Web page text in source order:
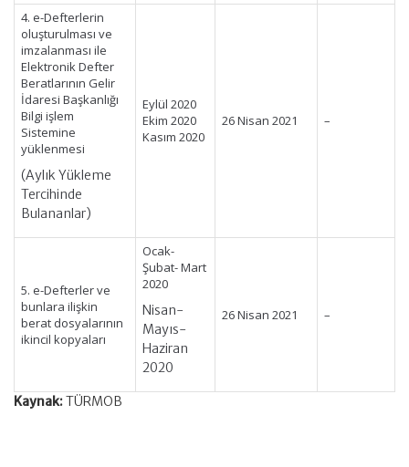
4. e-Defterlerin
oluşturulması ve
imzalanması ile
Elektronik Defter
Beratlarının Gelir
İdaresi Başkanlığı
Bilgi işlem
Sistemine
yüklenmesi
(Aylık Yükleme
Tercihinde
Bulananlar)
Eylül 2020
Ekim 2020
Kasım 2020
26 Nisan 2021 –
5. e-Defterler ve
bunlara ilişkin
berat dosyalarının
ikincil kopyaları
Ocak-
Şubat- Mart
2020
Nisan-
Mayıs-
Haziran
2020
26 Nisan 2021 –
Kaynak:TÜRMOB